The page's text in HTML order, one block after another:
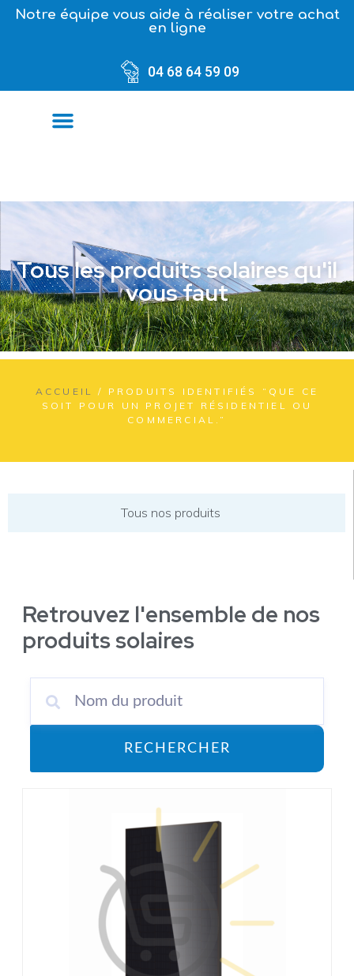
Notre équipe vous aide à réaliser votre achat
en ligne
04 68 64 59 09
Tous les produits solaires qu'il
vous faut
ACCUEIL / PRODUITS IDENTIFIÉS “QUE CE
SOIT POUR UN PROJET RÉSIDENTIEL OU
COMMERCIAL.”
Tous nos produits
Retrouvez l'ensemble de nos
produits solaires
RECHERCHER